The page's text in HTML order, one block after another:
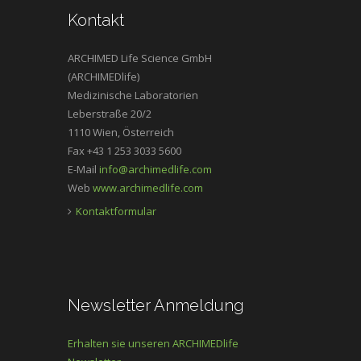
Kontakt
ARCHIMED Life Science GmbH
(ARCHIMEDlife)
Medizinische Laboratorien
Leberstraße 20/2
1110 Wien, Österreich
Fax +43 1 253 3033 5600
E-Mail info@archimedlife.com
Web www.archimedlife.com
Kontaktformular
Newsletter Anmeldung
Erhalten sie unseren ARCHIMEDlife